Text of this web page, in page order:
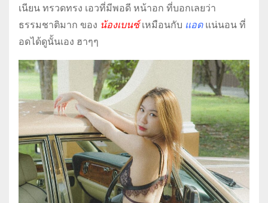
เนียน ทรวดทรง เอวที่มีพอดี หน้าอก ที่บอกเลยว่า
ธรรมชาติมาก ของ น้องเบนซ์เหมือนกับ แอดแน่นอน ที่
อดได้ดูนั้นเอง ฮาๆๆ